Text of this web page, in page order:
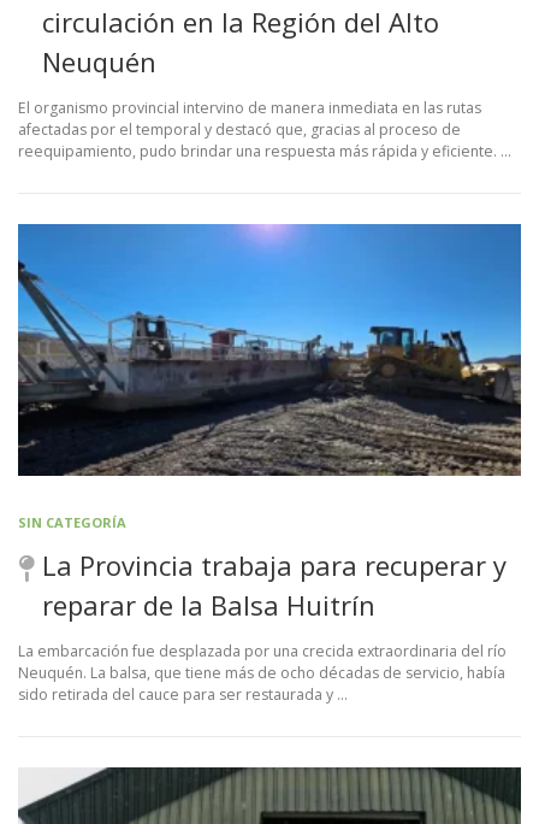
circulación en la Región del Alto
Neuquén
El organismo provincial intervino de manera inmediata en las rutas
afectadas por el temporal y destacó que, gracias al proceso de
reequipamiento, pudo brindar una respuesta más rápida y eficiente. …
SIN CATEGORÍA
La Provincia trabaja para recuperar y
reparar de la Balsa Huitrín
La embarcación fue desplazada por una crecida extraordinaria del río
Neuquén. La balsa, que tiene más de ocho décadas de servicio, había
sido retirada del cauce para ser restaurada y …